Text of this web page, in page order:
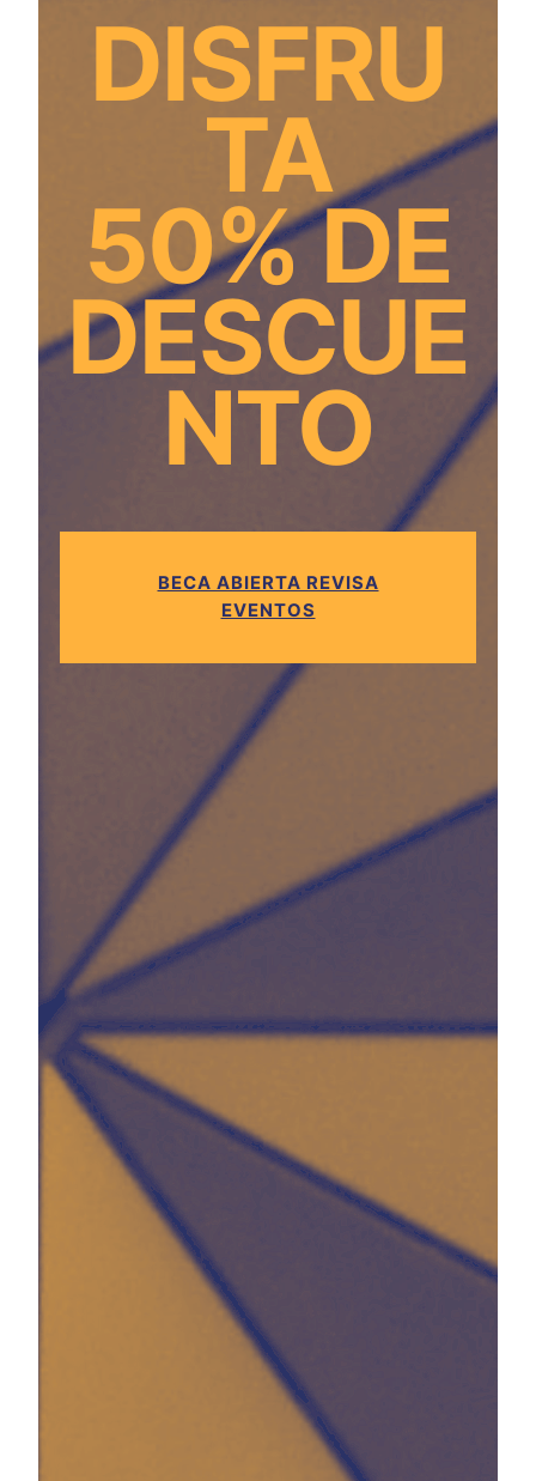
DISFRU
TA
50% DE
DESCUE
NTO
BECA ABIERTA REVISA
EVENTOS